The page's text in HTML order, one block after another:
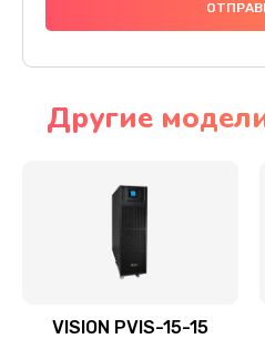
Другие
VISION PVIS-15-15